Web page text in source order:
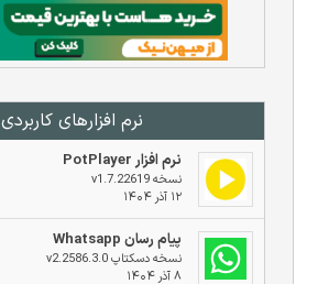
نرم افزار‌های کاربردی
نرم افزار PotPlayer
نسخه v1.7.22619
۱۲ آذر ۱۴۰۴
پیام رسان Whatsapp
نسخه دسکتاپ v2.2586.3.0
۸ آذر ۱۴۰۴